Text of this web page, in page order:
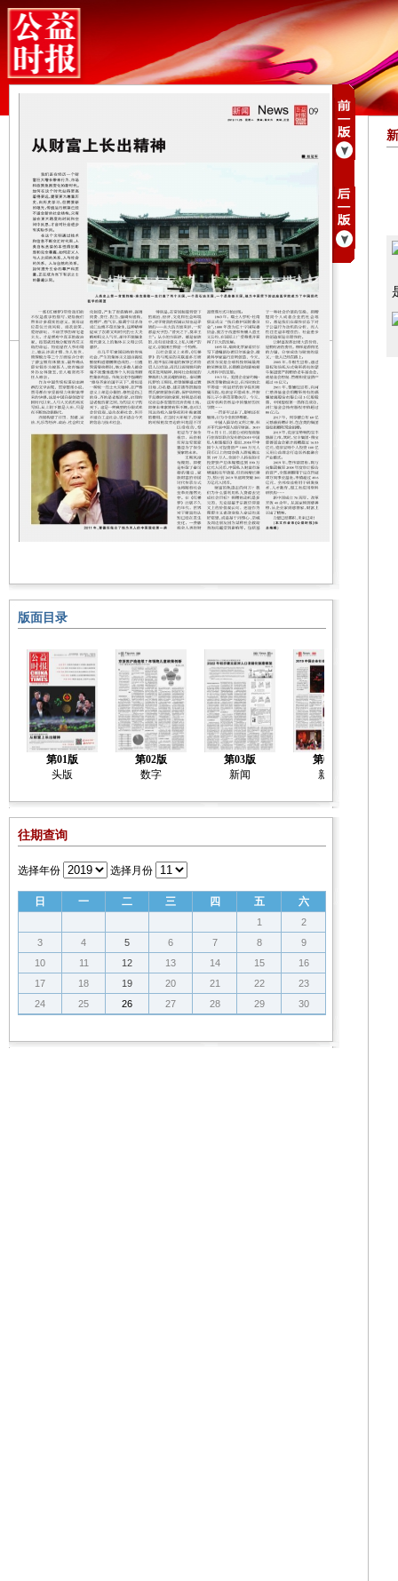
版面目录
第01版
头版
第02版
数字
第03版
新闻
第04版
新闻
往期查询
选择年份 选择月份
日 一 二 三 四 五 六
1
2
3
4 5 6 7 8
9
10
11 12 13 14 15
16
17
18 19 20 21 22
23
24
25 26 27 28 29 30